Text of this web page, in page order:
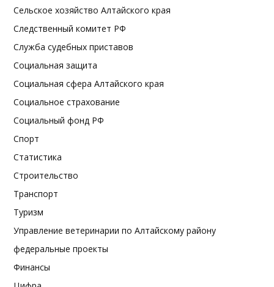
Сельское хозяйство Алтайского края
Следственный комитет РФ
Служба судебных приставов
Социальная защита
Социальная сфера Алтайского края
Социальное страхование
Социальный фонд РФ
Спорт
Статистика
Строительство
Транспорт
Туризм
Управление ветеринарии по Алтайскому району
федеральные проекты
Финансы